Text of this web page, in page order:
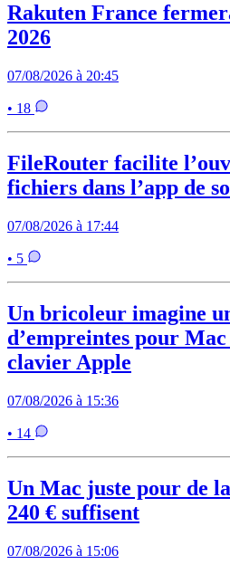
Rakuten France
2026
07/08/2026 à 20:45
• 18
FileRouter facilite
fichiers dans l’app de
07/08/2026 à 17:44
• 5
Un bricoleur imagine
d’empreintes pour
clavier Apple
07/08/2026 à 15:36
• 14
Un Mac juste pour de
240 € suffisent
07/08/2026 à 15:06